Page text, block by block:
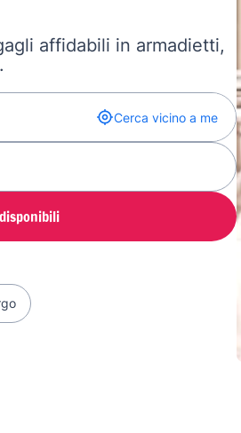
affidabili in armadietti,
Cerca vicino a me